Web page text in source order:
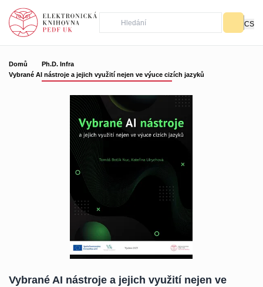
CS
Domů
Ph.D. Infra
Vybrané AI nástroje a jejich využití nejen ve výuce cizích jazyků
Vybrané AI nástroje a jejich využití nejen ve